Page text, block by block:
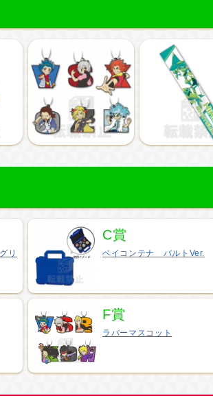
リ
C賞
ベイコンテナ バルトVer.
F賞
ラバーマスコット